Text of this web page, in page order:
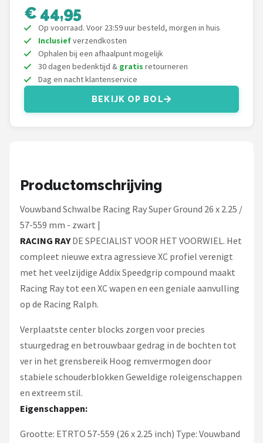
Cortina
Alle merken →
€ 44,95
Op voorraad. Voor 23:59 uur besteld, morgen in huis
Inclusiefverzendkosten
Ophalen bij een afhaalpunt mogelijk
30 dagen bedenktijd & gratis retourneren
Dag en nacht klantenservice
BEKIJK OP BOL
Productomschrijving
Vouwband Schwalbe Racing Ray Super Ground 26 x 2.25 /
57-559 mm - zwart |
RACING RAYDE SPECIALIST VOOR HET VOORWIEL. Het
compleet nieuwe extra agressieve XC profiel verenigt
met het veelzijdige Addix Speedgrip compound maakt
Racing Ray tot een XC wapen en een geniale aanvulling
op de Racing Ralph.
Verplaatste center blocks zorgen voor precies
stuurgedrag en betrouwbaar gedrag in de bochten tot
ver in het grensbereik Hoog remvermogen door
stabiele schouderblokken Geweldige roleigenschappen
en extreem stil.
Eigenschappen:
Grootte: ETRTO 57-559 (26 x 2.25 inch) Type: Vouwband